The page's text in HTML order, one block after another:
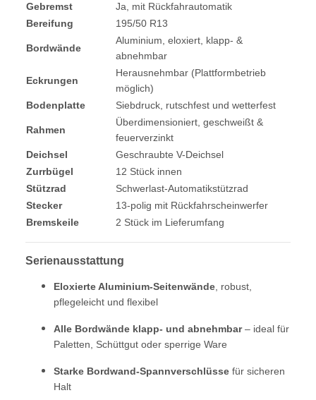
Gebremst
Ja, mit Rückfahrautomatik
Bereifung
195/50 R13
Bordwände
Aluminium, eloxiert, klapp- &
abnehmbar
Eckrungen
Herausnehmbar (Plattformbetrieb
möglich)
Bodenplatte
Siebdruck, rutschfest und wetterfest
Rahmen
Überdimensioniert, geschweißt &
feuerverzinkt
Deichsel
Geschraubte V-Deichsel
Zurrbügel
12 Stück innen
Stützrad
Schwerlast-Automatikstützrad
Stecker
13-polig mit Rückfahrscheinwerfer
Bremskeile
2 Stück im Lieferumfang
Serienausstattung
Eloxierte Aluminium-Seitenwände, robust,
pflegeleicht und flexibel
Alle Bordwände klapp- und abnehmbar– ideal für
Paletten, Schüttgut oder sperrige Ware
Starke Bordwand-Spannverschlüsse für sicheren
Halt